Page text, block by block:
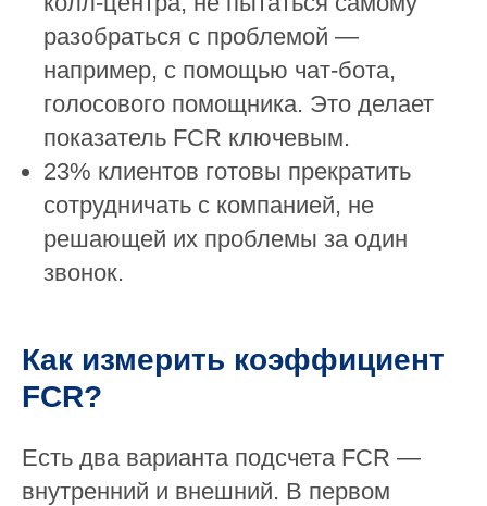
разобраться с проблемой —
например, с помощью чат-бота,
голосового помощника. Это делает
показатель FCR ключевым.
23% клиентов готовы прекратить
сотрудничать с компанией, не
решающей их проблемы за один
звонок.
Как измерить коэффициент
FCR?
Есть два варианта подсчета FCR —
внутренний и внешний. В первом